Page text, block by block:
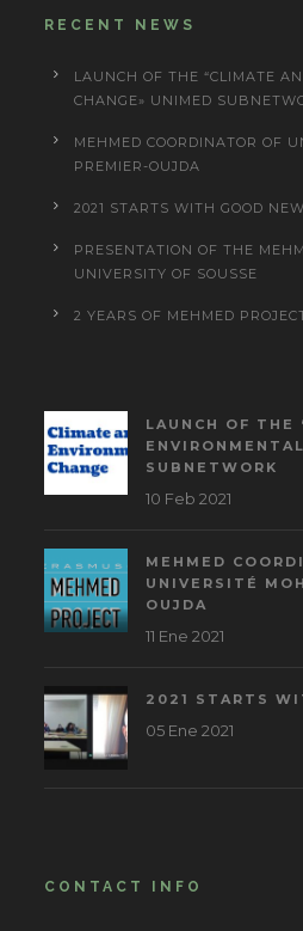
RECENT NEWS
LAUNCH OF THE “CLIMATE
CHANGE» UNIMED
MEHMED COORDINATOR OF
PREMIER-OUJDA
2021 STARTS WITH GOOD
PRESENTATION OF THE
UNIVERSITY OF SOUSSE
2 YEARS OF MEHMED
LAUNCH OF THE
SUBNETWORK
10 Feb 2021
MEHMED
UNIVERSITÉ
OUJDA
11 Ene 2021
2021 STARTS
05 Ene 2021
CONTACT INFO